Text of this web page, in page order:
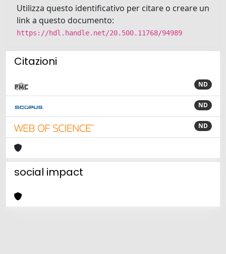
Utilizza questo identificativo per citare o creare un
link a questo documento:
https://hdl.handle.net/20.500.11768/94989
Citazioni
ND
ND
ND
social impact